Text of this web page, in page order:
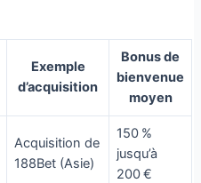
Exemple
d’acquisition
Bonus de
bienvenue
moyen
Acquisition de
188Bet (Asie)
150 %
jusqu’à
200 €